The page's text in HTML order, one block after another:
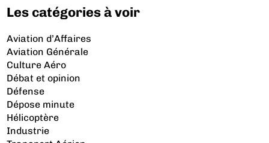
Les catégories à voir
Aviation d’Affaires
Aviation Générale
Culture Aéro
Débat et opinion
Défense
Dépose minute
Hélicoptère
Industrie